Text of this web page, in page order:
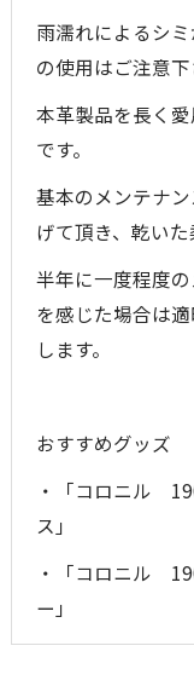
雨濡れによるシ
の使用はご注意下
本革製品を長く
です。
基本のメンテナ
げて頂き、乾い
半年に一度程度
を感じた場合は
します。
おすすめグッズ
・「コロニル
ス」
・「コロニル
ー」